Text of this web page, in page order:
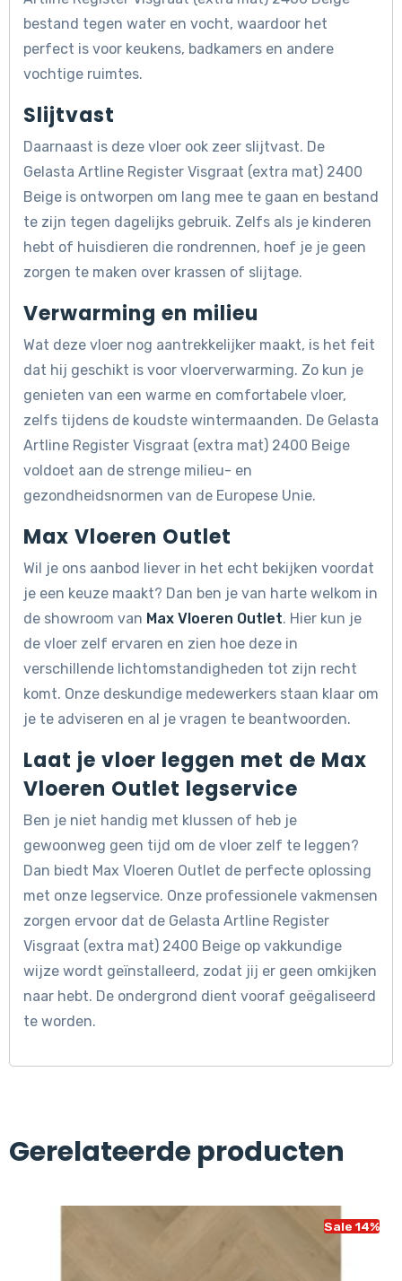
bestand tegen water en vocht, waardoor het
perfect is voor keukens, badkamers en andere
vochtige ruimtes.
Slijtvast
Daarnaast is deze vloer ook zeer slijtvast. De
Gelasta Artline Register Visgraat (extra mat) 2400
Beige is ontworpen om lang mee te gaan en bestand
te zijn tegen dagelijks gebruik. Zelfs als je kinderen
hebt of huisdieren die rondrennen, hoef je je geen
zorgen te maken over krassen of slijtage.
Verwarming en milieu
Wat deze vloer nog aantrekkelijker maakt, is het feit
dat hij geschikt is voor vloerverwarming. Zo kun je
genieten van een warme en comfortabele vloer,
zelfs tijdens de koudste wintermaanden. De Gelasta
Artline Register Visgraat (extra mat) 2400 Beige
voldoet aan de strenge milieu- en
gezondheidsnormen van de Europese Unie.
Max Vloeren Outlet
Wil je ons aanbod liever in het echt bekijken voordat
je een keuze maakt? Dan ben je van harte welkom in
de showroom van Max Vloeren Outlet. Hier kun je
de vloer zelf ervaren en zien hoe deze in
verschillende lichtomstandigheden tot zijn recht
komt. Onze deskundige medewerkers staan klaar om
je te adviseren en al je vragen te beantwoorden.
Laat je vloer leggen met de Max
Vloeren Outlet legservice
Ben je niet handig met klussen of heb je
gewoonweg geen tijd om de vloer zelf te leggen?
Dan biedt Max Vloeren Outlet de perfecte oplossing
met onze legservice. Onze professionele vakmensen
zorgen ervoor dat de Gelasta Artline Register
Visgraat (extra mat) 2400 Beige op vakkundige
wijze wordt geïnstalleerd, zodat jij er geen omkijken
naar hebt. De ondergrond dient vooraf geëgaliseerd
te worden.
Gerelateerde producten
Sale 14%